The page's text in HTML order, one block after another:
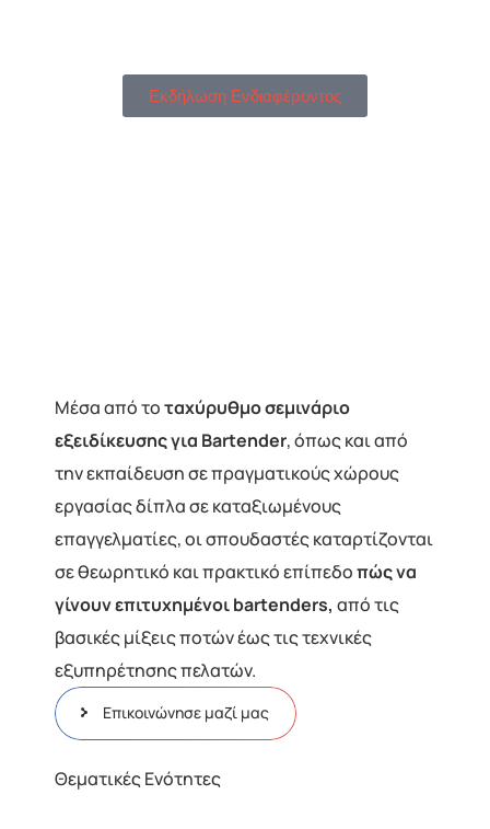
Εκδήλωση Ενδιαφέροντος
Μέσα από τοταχύρυθμο σεμινάριο
εξειδίκευσης για Bartender, όπως και από
την εκπαίδευση σε πραγματικούς χώρους
εργασίας δίπλα σε καταξιωμένους
επαγγελματίες, οι σπουδαστές καταρτίζονται
σε θεωρητικό και πρακτικό επίπεδοπώς να
γίνουν επιτυχημένοι bartenders, από τις
βασικές μίξεις ποτών έως τις τεχνικές
εξυπηρέτησης πελατών.
Επικοινώνησε μαζί μας
Θεματικές Ενότητες